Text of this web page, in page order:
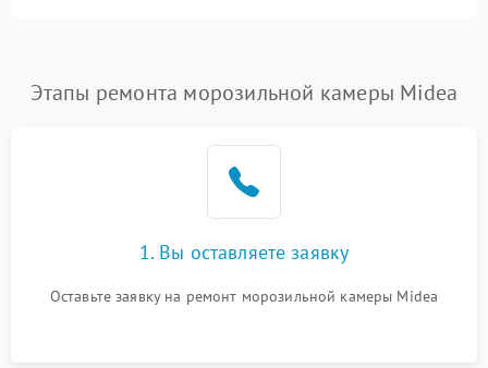
Этапы ремонта морозильной камеры Midea
1. Вы оставляете заявку
Оставьте заявку на ремонт морозильной камеры Midea